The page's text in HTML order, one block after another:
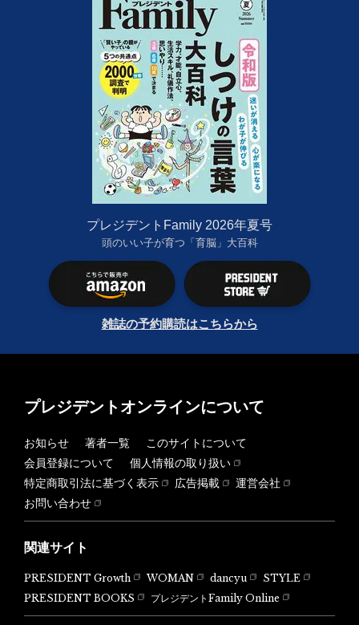
プレジデントFamily 2026年夏号
頭のいい子が育つ「育脳」大百科
雑誌の予約購読はこちらから
プレジデントオンラインについて
お知らせ 著者一覧
このサイトについて
会員登録について
個人情報の取り扱い
特定商取引法に基づく表示
広告掲載
運営会社
お問い合わせ
関連サイト
PRESIDENT Growth WOMAN dancyu
STYLE
PRESIDENT BOOKS
プレジデントFamily Online